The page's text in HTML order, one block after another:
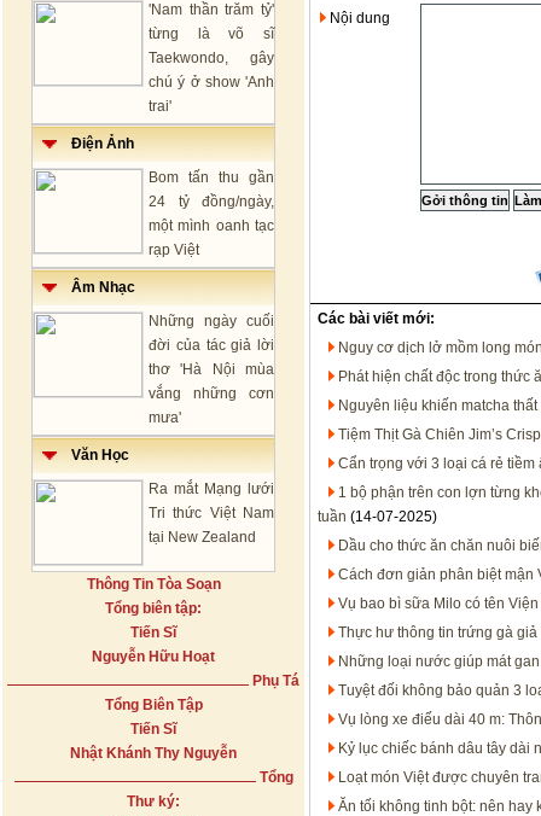
'Nam thần trăm tỷ'
từng là võ sĩ
Taekwondo, gây
chú ý ở show 'Anh
trai'
Điện Ảnh
Bom tấn thu gần
24 tỷ đồng/ngày,
một mình oanh tạc
rạp Việt
Âm Nhạc
Những ngày cuối
đời của tác giả lời
thơ 'Hà Nội mùa
vắng những cơn
mưa'
Văn Học
Ra mắt Mạng lưới
Tri thức Việt Nam
tại New Zealand
Thông Tin Tòa Soạn
Tổng biên tập:
Tiến Sĩ
Nguyễn Hữu Hoạt
Phụ Tá
Tổng Biên Tập
Tiến Sĩ
Nhật Khánh Thy Nguyễn
Tổng
Thư ký:
Nội dung
Các bài viết mới:
Nguy cơ dịch lở mồm long
Phát hiện chất độc trong thức
Nguyên liệu khiến matcha
Tiệm Thịt Gà Chiên Jim’s
Cẩn trọng với 3 loại cá rẻ
1 bộ phận trên con lợn từng
tuần (14-07-2025)
Dầu cho thức ăn chăn nuôi
Cách đơn giản phân biệt mận
Vụ bao bì sữa Milo có tên
Thực hư thông tin trứng gà
Những loại nước giúp mát
Tuyệt đối không bảo quản 3
Vụ lòng xe điếu dài 40 m:
Kỷ lục chiếc bánh dâu tây dài
Loạt món Việt được chuyên
Ăn tối không tinh bột: nên hay